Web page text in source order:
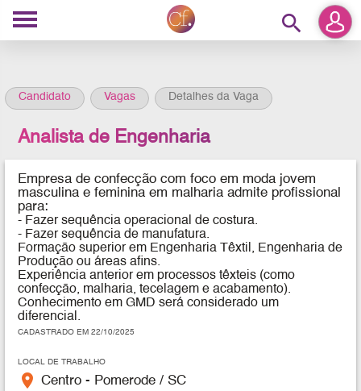
search
Candidato Vagas Detalhes da Vaga
Analista de Engenharia
Empresa de confecção com foco em moda jovem
masculina e feminina em malharia admite profissional
para:
- Fazer sequência operacional de costura.
- Fazer sequência de manufatura.
Formação superior em Engenharia Têxtil, Engenharia de
Produção ou áreas afins.
Experiência anterior em processos têxteis (como
confecção, malharia, tecelagem e acabamento).
Conhecimento em GMD será considerado um
diferencial.
CADASTRADO EM 22/10/2025
LOCAL DE TRABALHO
place Centro - Pomerode / SC